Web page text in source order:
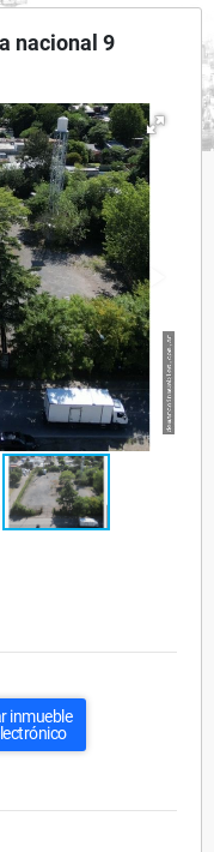
nacional 9
inmueble